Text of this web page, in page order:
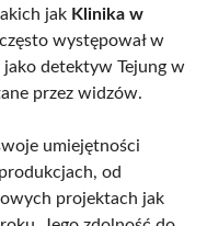
jak Klinika w
występował w
detektyw Tejung w
przez widzów.
umiejętności
od
projektach jak